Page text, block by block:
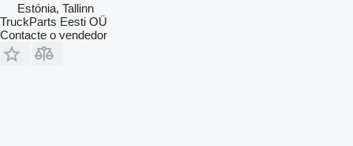
Estónia, Tallinn
TruckParts Eesti OÜ
Contacte o vendedor